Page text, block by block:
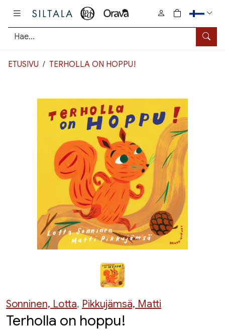
Hae
0
tuotetta
ETUSIVU TERHOLLA ON HOPPU!
Sonninen, Lotta, Pikkujämsä, Matti
Terholla on hoppu!